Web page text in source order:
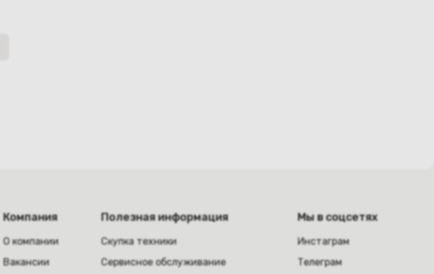
Компания
О компании
Вакансии
Полезная информация
Скупка техники
Сервисное обслуживание
Мы в соцсетях
Инстаграм
Телеграм